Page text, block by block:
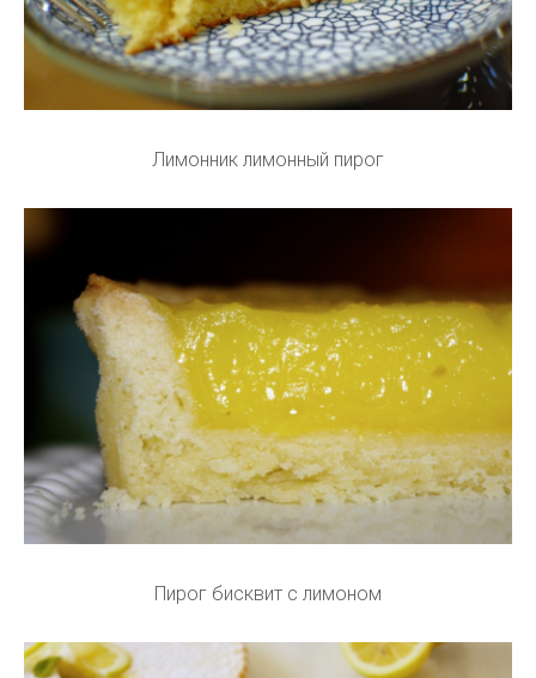
Лимонник лимонный пирог
Пирог бисквит с лимоном